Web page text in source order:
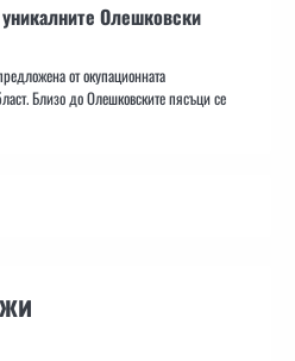
Олешковски
от окупационната
Близо до Олешковските пясъци се